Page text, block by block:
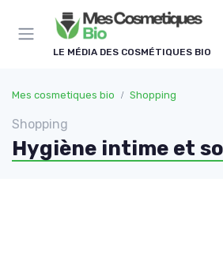
LE MÉDIA DES COSMÉTIQUES BIO
Mes cosmetiques bio Shopping
Shopping
Hygiène intime et
Panneau de gestion des cookies